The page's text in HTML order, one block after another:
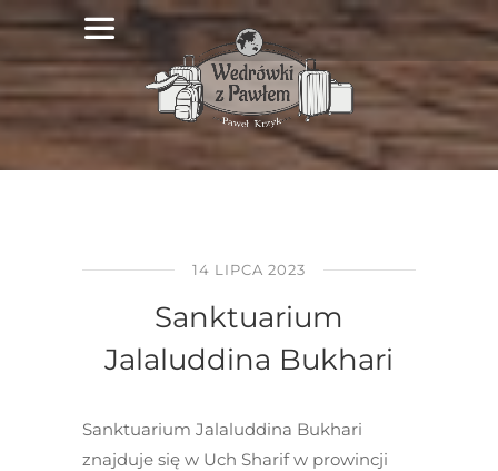
14 LIPCA 2023
Sanktuarium
Jalaluddina Bukhari
Sanktuarium Jalaluddina Bukhari
znajduje się w Uch Sharif w prowincji